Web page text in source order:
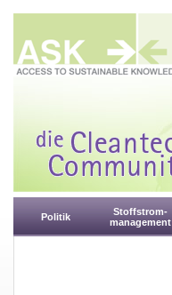
Politik
Stoffstrom-
management